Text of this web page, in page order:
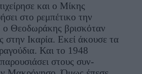
και ο Μίκης
στο ρεμπέτικο την
Θεοδωράκης βρισκόταν
στην Ικαρία. Εκεί άκουσε τα
Και το 1948
στους συν-